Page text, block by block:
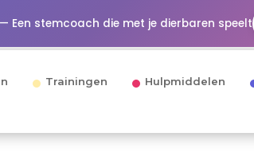
— Een stemcoach die met je dierbaren speelt
Trainingen Hulpmiddelen